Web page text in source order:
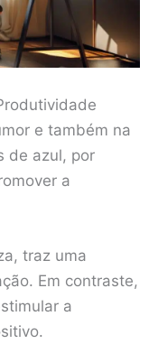
e também na
de azul, por
a
traz uma
Em contraste,
a